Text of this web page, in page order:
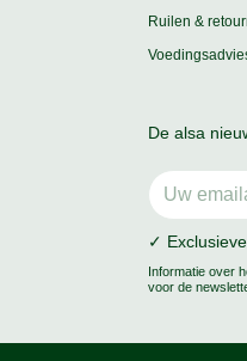
Ruilen &
De alsa
✓
Informatie over
voor de